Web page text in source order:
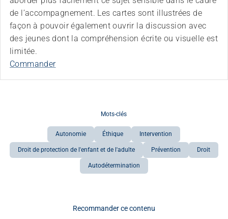
de l’accompagnement. Les cartes sont illustrées de
façon à pouvoir également ouvrir la discussion avec
des jeunes dont la compréhension écrite ou visuelle est
limitée.
Commander
Mots-clés
Autonomie Éthique Intervention
Droit de protection de l'enfant et de l'adulte Prévention Droit
Autodétermination
Recommander ce contenu